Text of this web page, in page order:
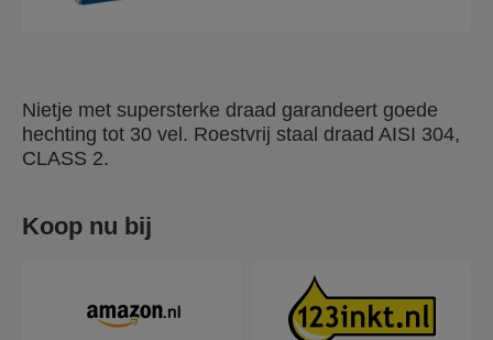
Nietje met supersterke draad garandeert goede
hechting tot 30 vel. Roestvrij staal draad AISI 304,
CLASS 2.
Koop nu bij